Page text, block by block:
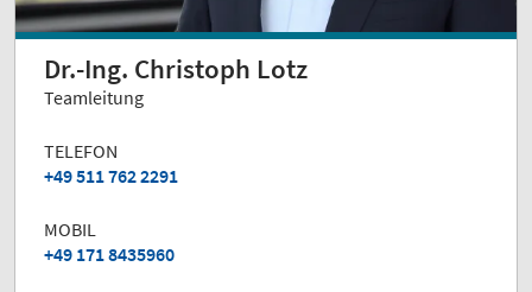
Dr.-Ing. Christoph Lotz
Teamleitung
TELEFON
+49 511 762 2291
MOBIL
+49 171 8435960